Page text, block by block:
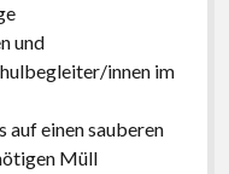
und
innen im
einen sauberen
Müll